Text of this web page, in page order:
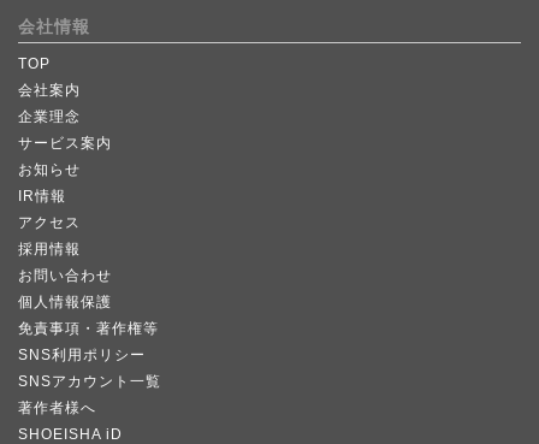
会社情報
TOP
会社案内
企業理念
サービス案内
お知らせ
IR情報
アクセス
採用情報
お問い合わせ
個人情報保護
免責事項・著作権等
SNS利用ポリシー
SNSアカウント一覧
著作者様へ
SHOEISHA iD